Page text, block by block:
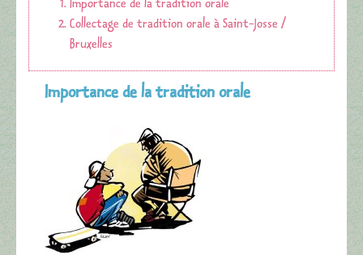
Collectage de tradition orale à Saint-Josse /
Bruxelles
Importance de la tradition orale